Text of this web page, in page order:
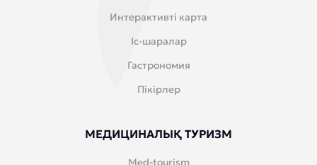
Интерактивті карта
Іс-шаралар
Гастрономия
Пікірлер
МЕДИЦИНАЛЫҚ ТУРИЗМ
Med-tourism